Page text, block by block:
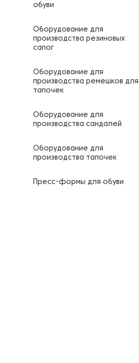
обуви
Оборудование для
производства резиновых
сапог
Оборудование для
производства ремешков для
тапочек
Оборудование для
производства сандалей
Оборудование для
производства тапочек
Пресс-формы для обуви